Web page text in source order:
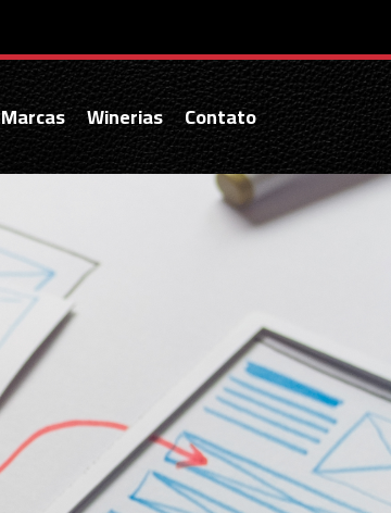
Marcas Winerias Contato